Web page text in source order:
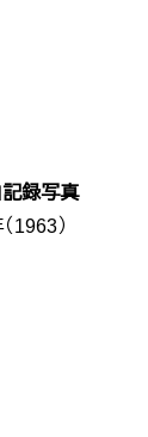
記録写真
1963）